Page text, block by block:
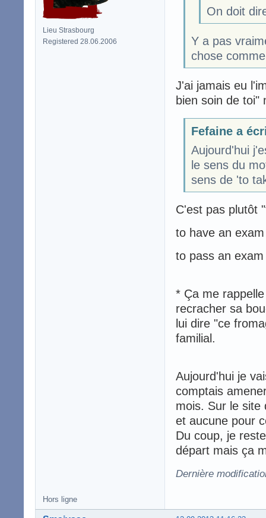
Lieu Strasbourg
Registered 28.06.2006
On doit
Y a pas
chose
J'ai jamais eu
bien soin de toi"
Fefaine a
Aujourd'hui
le sens du
sens de 'to
C'est pas plutôt
to have an
to pass an
* Ça me
recracher sa
lui dire "ce
familial.
Aujourd'hui je
comptais
mois. Sur le site
et aucune pour
Du coup, je
départ mais ça
Dernière
Hors ligne